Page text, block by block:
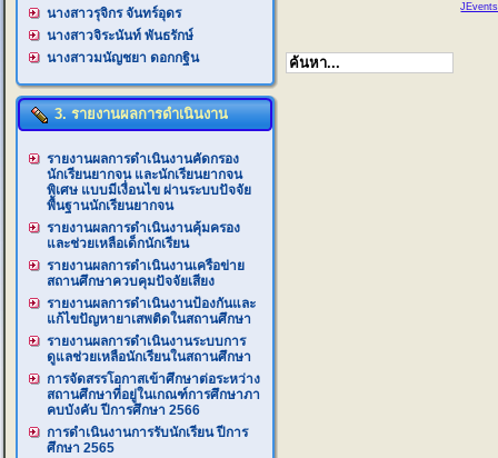
นางสาวรุจิกร จันทร์อุดร
นางสาวจิระนันท์ พันธรักษ์
นางสาวมนัญชยา ดอกกฐิน
3. รายงานผลการดำเนินงาน
รายงานผลการดำเนินงานคัดกรอง
นักเรียนยากจน และนักเรียนยากจน
พิเศษ แบบมีเงื่อนไข ผ่านระบบปัจจัย
พื้นฐานนักเรียนยากจน
รายงานผลการดำเนินงานคุ้มครอง
และช่วยเหลือเด็กนักเรียน
รายงานผลการดำเนินงานเครือข่าย
สถานศึกษาควบคุมปัจจัยเสียง
รายงานผลการดำเนินงานป้องกันและ
แก้ไขปัญหายาเสพติดในสถานศึกษา
รายงานผลการดำเนินงานระบบการ
ดูแลช่วยเหลือนักเรียนในสถานศึกษา
การจัดสรรโอกาสเข้าศึกษาต่อระหว่าง
สถานศึกษาที่อยู่ในเกณฑ์การศึกษาภา
คบบังคับ ปีการศึกษา 2566
การดำเนินงานการรับนักเรียน ปีการ
ศึกษา 2565